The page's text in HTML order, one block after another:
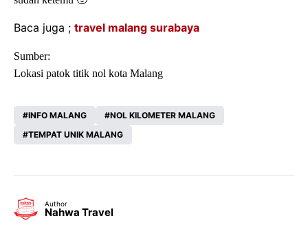
Baca juga ; travel malang surabaya
Sumber:
Lokasi patok titik nol kota Malang
INFO MALANG
NOL KILOMETER MALANG
TEMPAT UNIK MALANG
Author
Nahwa Travel